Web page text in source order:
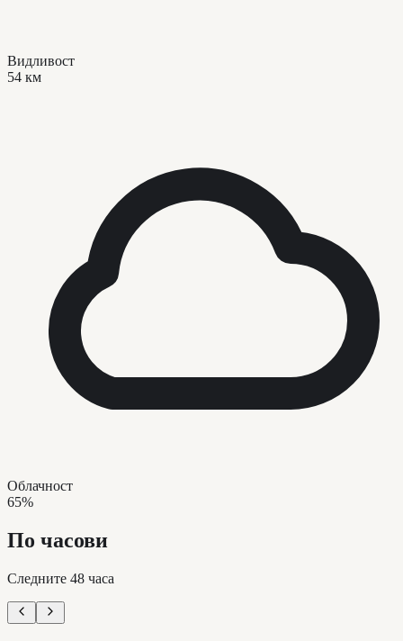
Видливост
54 км
Облачност
65%
По часови
Следните 48 часа